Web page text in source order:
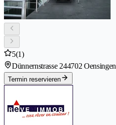
5(1)
Dünnernstrasse 244702 Oensingen
Termin reservieren